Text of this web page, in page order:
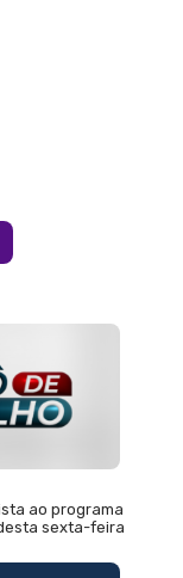
ao programa
desta sexta-feira